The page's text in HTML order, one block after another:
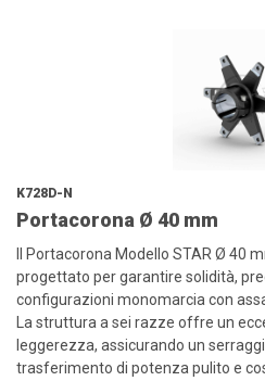
K728D-N
Portacorona Ø 40 mm
Il Portacorona Modello STAR Ø 40
progettato per garantire solidità,
configurazioni monomarcia con
La struttura a sei razze offre un
leggerezza, assicurando un
trasferimento di potenza pulito e